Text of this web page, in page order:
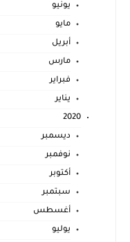
يونيو
مايو
أبريل
مارس
فبراير
يناير
2020
ديسمبر
نوفمبر
أكتوبر
سبتمبر
أغسطس
يوليو